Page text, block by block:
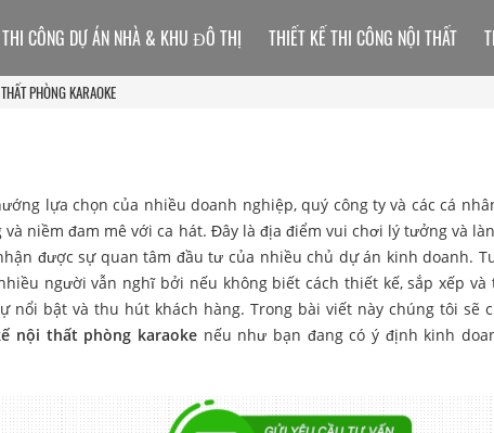
PHÒNG KARAOKE
lựa chọn của nhiều doanh nghiệp, quý công ty và các cá
niềm đam mê với ca hát. Đây là địa điểm vui chơi lý tưởng và
được sự quan tâm đầu tư của nhiều chủ dự án kinh doanh.
người vẫn nghĩ bởi nếu không biết cách thiết kế, sắp xếp và
nổi bật và thu hút khách hàng. Trong bài viết này chúng tôi sẽ
nội thất phòng karaokenếu như bạn đang có ý định kinh
CÔNG DỰ ÁN NHÀ & KHU ĐÔ THỊ THIẾT KẾ THI CÔNG NỘI THẤT